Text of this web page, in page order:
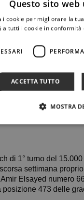
di 1° turno del
settimana
Elsayed numero
473 delle
Questo sito web
i cookie per migliorare la
a tutti i cookie in
ACCETTA TUTTO
MOSTRA